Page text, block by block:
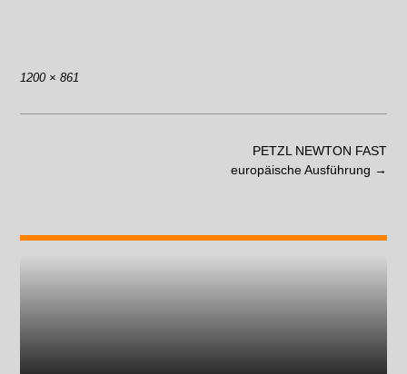
1200 × 861
PETZL NEWTON FAST
europäische Ausführung →